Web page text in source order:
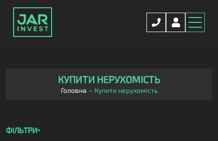
КУПИТИ НЕРУХОМІСТЬ
Головна Купити нерухомість
ФІЛЬТРИ